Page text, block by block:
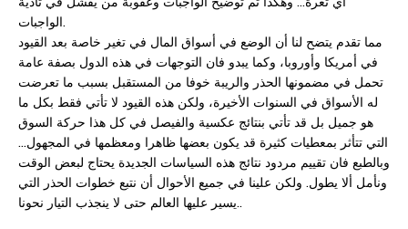
الواجبات.
مما تقدم يتضح لنا أن الوضع في أسواق المال في تغير خاصة بعد القيود
في أمريكا وأوروبا، وكما يبدو فان التوجهات في هذه الدول بصفة عامة
تحمل في مضمونها الحذر والريبة خوفا من المستقبل بسبب ما تعرضت
له الأسواق في السنوات الأخيرة، ولكن هذه القيود لا تأتي فقط بكل ما
هو جميل بل قد تأتي بنتائج عكسية والفيصل في كل هذا حركة السوق
التي تتأثر بمعطيات كثيرة قد يكون بعضها ظاهرا ومعظمها في المجهول…
وبالطبع فان تقييم مردود نتائج هذه السياسات الجديدة يحتاج لبعض الوقت
ونأمل ألا يطول. ولكن علينا في جميع الأحوال أن نتبع خطوات الحذر التي
يسير عليها العالم حتى لا ينجذب التيار نحونا..